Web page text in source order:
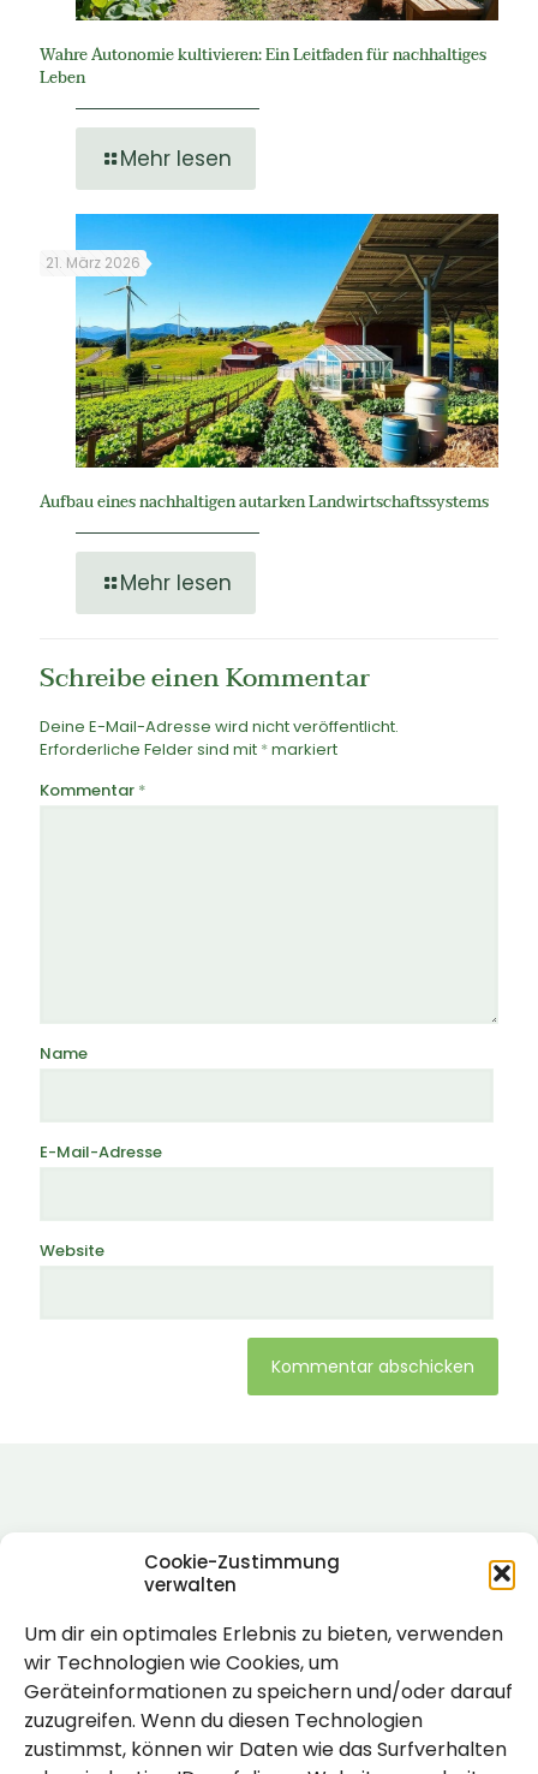
Cookie-Zustimmung
verwalten
Um dir ein optimales Erlebnis zu bieten, verwenden
wir Technologien wie Cookies, um
Geräteinformationen zu speichern und/oder darauf
zuzugreifen. Wenn du diesen Technologien
zustimmst, können wir Daten wie das Surfverhalten
Wahre Autonomie kultivieren: Ein Leitfaden für nachhaltiges
Leben
Mehr lesen
21. März 2026
Aufbau eines nachhaltigen autarken Landwirtschaftssystems
Mehr lesen
Schreibe einen Kommentar
Deine E-Mail-Adresse wird nicht veröffentlicht.
Erforderliche Felder sind mit *markiert
Kommentar *
Name
E-Mail-Adresse
Website
Rechtlich
Impressum
Datenschutzerklärung